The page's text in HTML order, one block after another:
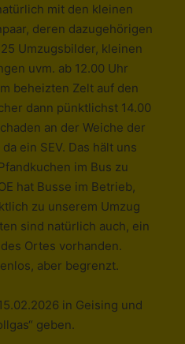
mit den kleinen
deren dazugehörigen
Umzugsbilder, kleinen
uvm. ab 12.00 Uhr
beheizten Zelt auf den
dann pünktlichst 14.00
an der Weiche der
ein SEV. Das hält uns
im Bus zu
hat Busse im Betrieb,
zu unserem Umzug
sind natürlich auch, ein
Ortes vorhanden.
aber begrenzt.
in Geising und
geben.